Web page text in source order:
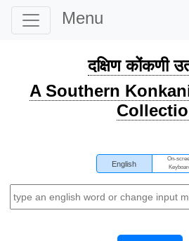
Menu
दक्षिण कोंकणी
A Southern
English
On-